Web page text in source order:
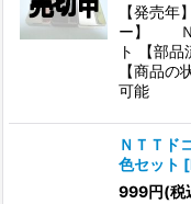
【発売
ー】 Ｎ
ト 【部
【商品
可能
ＮＴＴ
色セット [
999円(税